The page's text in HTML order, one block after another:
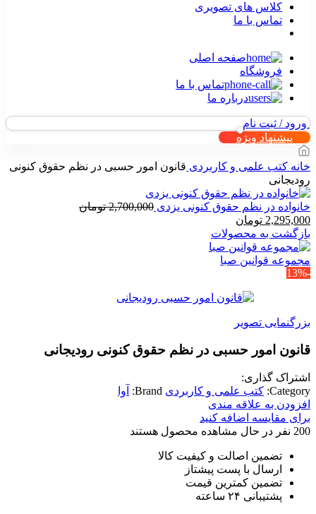
کلاس های تصویری
تماس با ما
صفحه اصلی
فروشگاه
تماس با ما
درباره ما
ورود / ثبت نام
پیشنهاد ویژه
خانه کتب علمی و کاربردی قانون امور حسبی در نظم حقوق کنونی
رودیجانی
خانواده در نظم حقوق کنونی یزدی 2,700,000 تومان
قیمت
اصلی
2,700,000 تومان
بود.
2,295,000 تومان
فعلی
است.
بازگشت به محصولات
مجموعه قوانین صبا
-13%
بزرگنمایی تصویر
قانون امور حسبی در نظم حقوق کنونی رودیجانی
اشتراک گذاری:
Category: کتب علمی و کاربردی Brand:
آوا
افزودن به علاقه مندی
برای مقایسه اضافه کنید
200 نفر در حال مشاهده محصول هستند
تضمین اصالت و کیفیت کالا
ارسال با پست پیشتاز
تضمین کمترین قیمت
پشتیبانی ۲۴ ساعته